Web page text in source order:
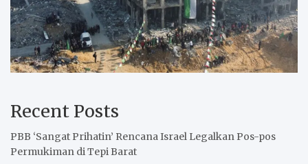
Recent Posts
PBB ‘Sangat Prihatin’ Rencana Israel Legalkan Pos-pos
Permukiman di Tepi Barat